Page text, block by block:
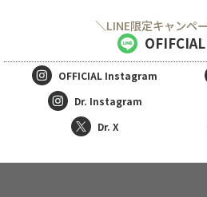
＼LINE限定キャンペ
OFFICIAL Instagram
Dr. Instagram
Dr. X